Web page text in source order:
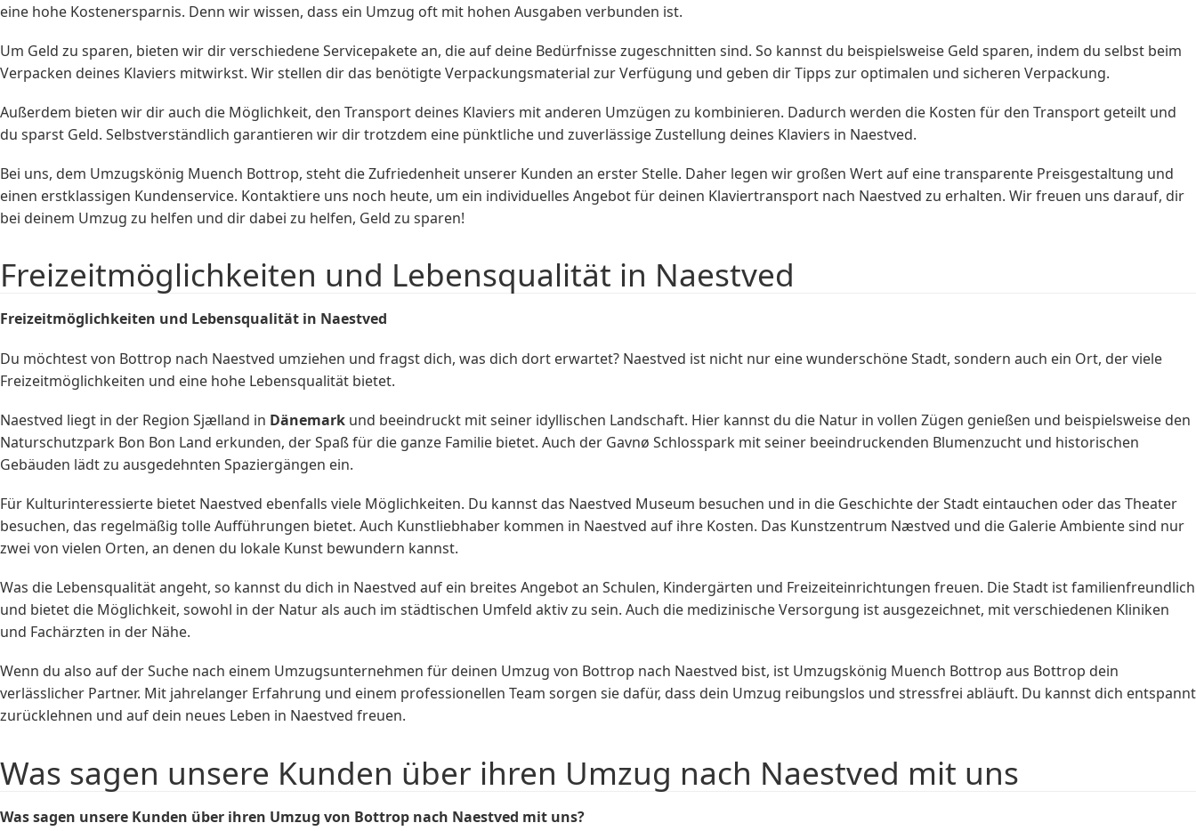
eine hohe Kostenersparnis. Denn wir wissen, dass ein Umzug oft mit hohen Ausgaben verbunden ist.
Um Geld zu sparen, bieten wir dir verschiedene Servicepakete an, die auf deine Bedürfnisse zugeschnitten sind. So kannst du beispielsweise Geld sparen, indem du selbst beim
Verpacken deines Klaviers mitwirkst. Wir stellen dir das benötigte Verpackungsmaterial zur Verfügung und geben dir Tipps zur optimalen und sicheren Verpackung.
Außerdem bieten wir dir auch die Möglichkeit, den Transport deines Klaviers mit anderen Umzügen zu kombinieren. Dadurch werden die Kosten für den Transport geteilt und
du sparst Geld. Selbstverständlich garantieren wir dir trotzdem eine pünktliche und zuverlässige Zustellung deines Klaviers in Naestved.
Bei uns, dem Umzugskönig Muench Bottrop, steht die Zufriedenheit unserer Kunden an erster Stelle. Daher legen wir großen Wert auf eine transparente Preisgestaltung und
einen erstklassigen Kundenservice. Kontaktiere uns noch heute, um ein individuelles Angebot für deinen Klaviertransport nach Naestved zu erhalten. Wir freuen uns darauf, dir
bei deinem Umzug zu helfen und dir dabei zu helfen, Geld zu sparen!
Freizeitmöglichkeiten und Lebensqualität in Naestved
Freizeitmöglichkeiten und Lebensqualität in Naestved
Du möchtest von Bottrop nach Naestved umziehen und fragst dich, was dich dort erwartet? Naestved ist nicht nur eine wunderschöne Stadt, sondern auch ein Ort, der viele
Freizeitmöglichkeiten und eine hohe Lebensqualität bietet.
Naestved liegt in der Region Sjælland in Dänemark und beeindruckt mit seiner idyllischen Landschaft. Hier kannst du die Natur in vollen Zügen genießen und beispielsweise den
Naturschutzpark Bon Bon Land erkunden, der Spaß für die ganze Familie bietet. Auch der Gavnø Schlosspark mit seiner beeindruckenden Blumenzucht und historischen
Gebäuden lädt zu ausgedehnten Spaziergängen ein.
Für Kulturinteressierte bietet Naestved ebenfalls viele Möglichkeiten. Du kannst das Naestved Museum besuchen und in die Geschichte der Stadt eintauchen oder das Theater
besuchen, das regelmäßig tolle Aufführungen bietet. Auch Kunstliebhaber kommen in Naestved auf ihre Kosten. Das Kunstzentrum Næstved und die Galerie Ambiente sind nur
zwei von vielen Orten, an denen du lokale Kunst bewundern kannst.
Was die Lebensqualität angeht, so kannst du dich in Naestved auf ein breites Angebot an Schulen, Kindergärten und Freizeiteinrichtungen freuen. Die Stadt ist familienfreundlich
und bietet die Möglichkeit, sowohl in der Natur als auch im städtischen Umfeld aktiv zu sein. Auch die medizinische Versorgung ist ausgezeichnet, mit verschiedenen Kliniken
und Fachärzten in der Nähe.
Wenn du also auf der Suche nach einem Umzugsunternehmen für deinen Umzug von Bottrop nach Naestved bist, ist Umzugskönig Muench Bottrop aus Bottrop dein
verlässlicher Partner. Mit jahrelanger Erfahrung und einem professionellen Team sorgen sie dafür, dass dein Umzug reibungslos und stressfrei abläuft. Du kannst dich entspannt
zurücklehnen und auf dein neues Leben in Naestved freuen.
Was sagen unsere Kunden über ihren Umzug nach Naestved mit uns
Was sagen unsere Kunden über ihren Umzug von Bottrop nach Naestved mit uns?